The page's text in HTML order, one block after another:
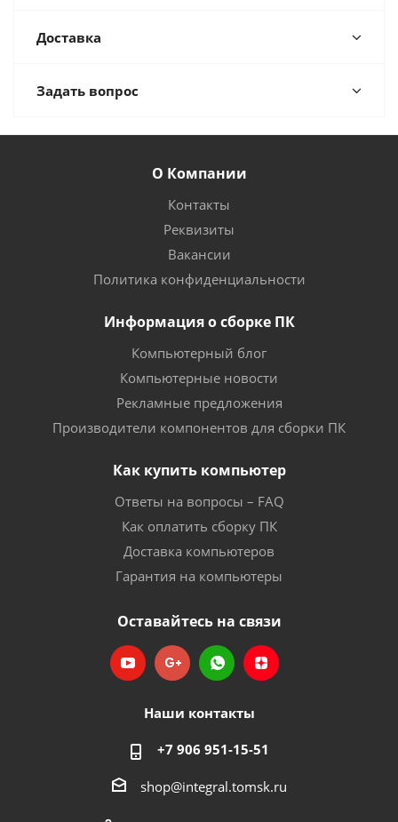
Доставка
Задать вопрос
О Компании
Контакты
Реквизиты
Вакансии
Политика конфиденциальности
Информация о сборке ПК
Компьютерный блог
Компьютерные новости
Рекламные предложения
Производители компонентов для сборки ПК
Как купить компьютер
Ответы на вопросы – FAQ
Как оплатить сборку ПК
Доставка компьютеров
Гарантия на компьютеры
Оставайтесь на связи
Наши контакты
+7 906 951-15-51
shop@integral.tomsk.ru